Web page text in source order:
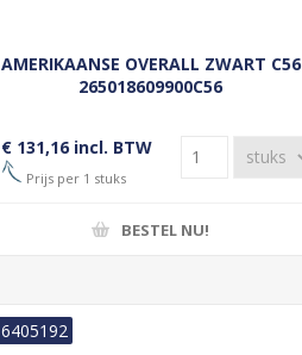
AMERIKAANSE OVERALL ZWART C56
265018609900C56
€ 131,16 incl. BTW
Prijs per 1 stuks
BESTEL NU!
6405192